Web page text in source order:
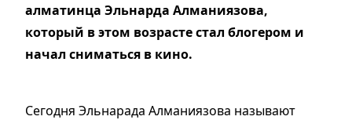
алматинца Эльнарда Алманиязова,
который в этом возрасте стал блогером и
начал сниматься в кино.
Сегодня Эльнарада Алмания­зова называют